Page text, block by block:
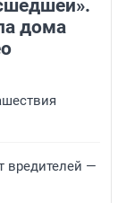
дома
вредителей —